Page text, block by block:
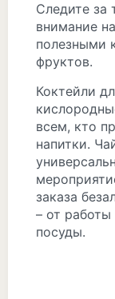
Следите за
внимание
полезными
фруктов.
Коктейли
всем, кто
напитки.
заказа
– от
посуды.